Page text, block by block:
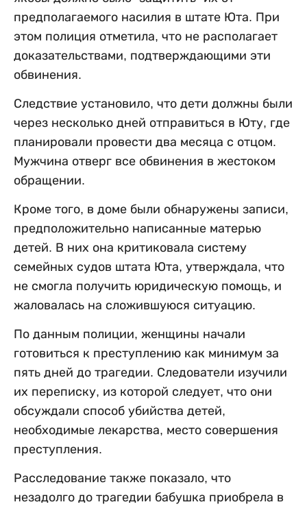
предполагаемого насилия в штате Юта. При
этом полиция отметила, что не располагает
доказательствами, подтверждающими эти
обвинения.
Следствие установило, что дети должны были
через несколько дней отправиться в Юту, где
планировали провести два месяца с отцом.
Мужчина отверг все обвинения в жестоком
обращении.
Кроме того, в доме были обнаружены записи,
предположительно написанные матерью
детей. В них она критиковала систему
семейных судов штата Юта, утверждала, что
не смогла получить юридическую помощь, и
жаловалась на сложившуюся ситуацию.
По данным полиции, женщины начали
готовиться к преступлению как минимум за
пять дней до трагедии. Следователи изучили
их переписку, из которой следует, что они
обсуждали способ убийства детей,
необходимые лекарства, место совершения
преступления.
Расследование также показало, что
незадолго до трагедии бабушка приобрела в